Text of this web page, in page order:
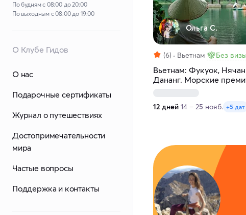
По будням с 08:00 до 20:00
По выходным с 08:00 до 19:00
О Клубе Гидов
О нас
Подарочные сертификаты
Журнал о путешествиях
Достопримечательности
мира
Частые вопросы
Поддержка и контакты
Ольга С.
(6) Вьетнам Без визы
Вьетнам: Фукуок,
Дананг. Морские
12 дней 14 – 25 нояб. +5 дат